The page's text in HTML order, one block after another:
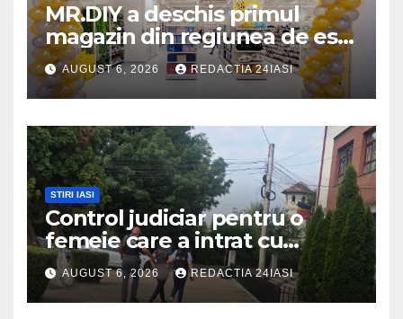
MR.DIY a deschis primul
magazin din regiunea de est,
la Iulius Mall Iași: peste 10.000
de produse, la prețuri
avantajoase
AUGUST 6, 2026 REDACTIA 24IASI
STIRI IASI
Control judiciar pentru o
femeie care a intrat cu
mașina într-o turmă de oi
AUGUST 6, 2026 REDACTIA 24IASI